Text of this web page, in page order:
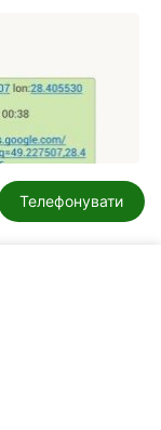
Телефонувати